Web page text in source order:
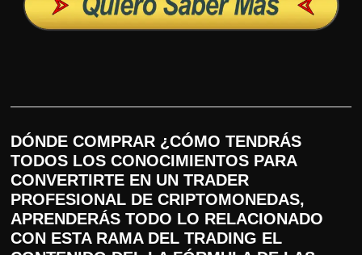
DÓNDE COMPRAR ¿CÓMO TENDRÁS
TODOS LOS CONOCIMIENTOS PARA
CONVERTIRTE EN UN TRADER
PROFESIONAL DE CRIPTOMONEDAS,
APRENDERÁS TODO LO RELACIONADO
CON ESTA RAMA DEL TRADING EL